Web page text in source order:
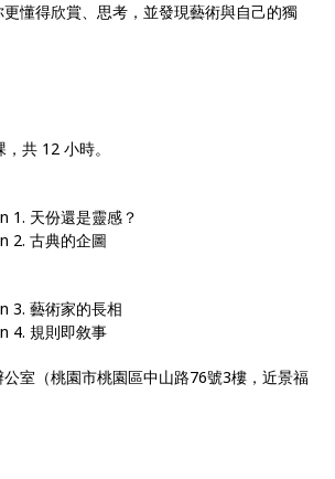
懂得欣賞、思考，並發現藝術與自己的獨
共 12 小時。
1. 天份還是靈感？
2. 古典的企圖
3. 藝術家的長相
4. 規則即敘事
室（桃園市桃園區中山路76號3樓，近景福